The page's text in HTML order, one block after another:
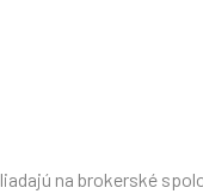
na brokerské